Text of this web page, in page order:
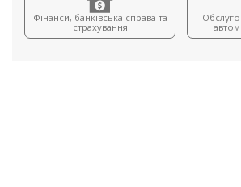
Фінанси, банківська справа та
страхування